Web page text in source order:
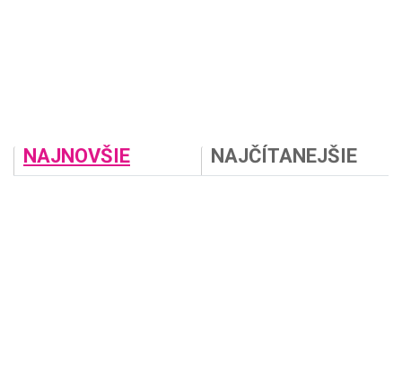
NAJNOVŠIE NAJČÍTANEJŠIE